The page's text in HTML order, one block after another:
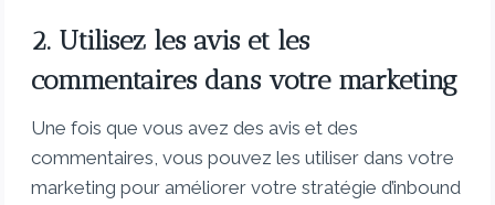
2. Utilisez les avis et les
commentaires dans votre marketing
Une fois que vous avez des avis et des
commentaires, vous pouvez les utiliser dans votre
marketing pour améliorer votre stratégie d’inbound